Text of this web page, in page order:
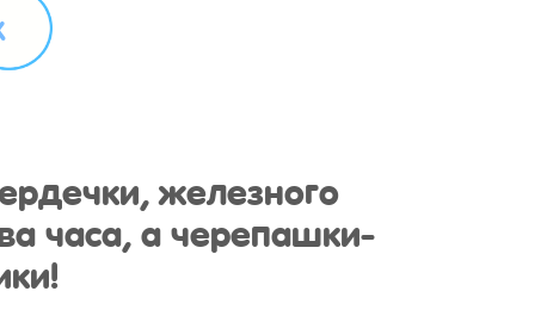
железного
часа, а черепашки-